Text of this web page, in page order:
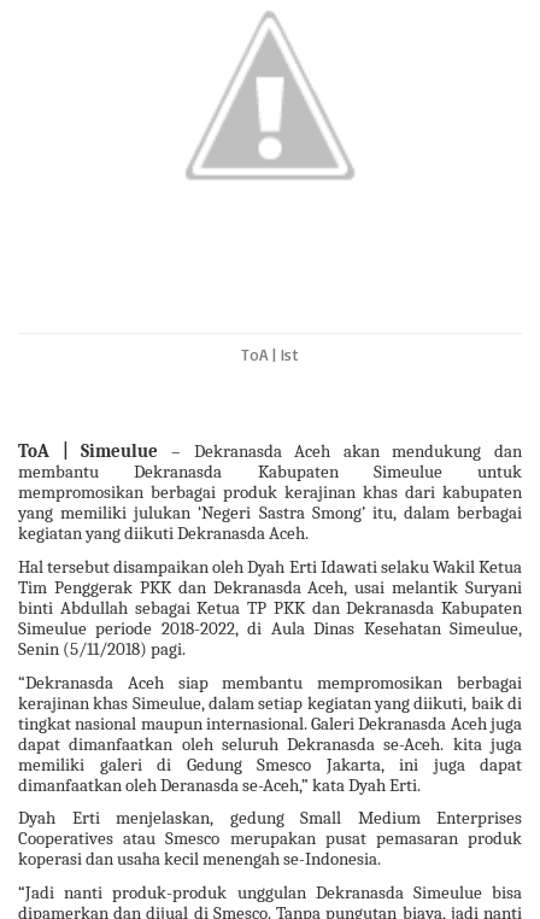
k
ToA | Ist
ToA | Simeulue – Dekranasda Aceh akan mendukung dan
membantu Dekranasda Kabupaten Simeulue untuk
mempromosikan berbagai produk kerajinan khas dari kabupaten
yang memiliki julukan ‘Negeri Sastra Smong’ itu, dalam berbagai
kegiatan yang diikuti Dekranasda Aceh.
Hal tersebut disampaikan oleh Dyah Erti Idawati selaku Wakil Ketua
Tim Penggerak PKK dan Dekranasda Aceh, usai melantik Suryani
binti Abdullah sebagai Ketua TP PKK dan Dekranasda Kabupaten
Simeulue periode 2018-2022, di Aula Dinas Kesehatan Simeulue,
Senin (5/11/2018) pagi.
“Dekranasda Aceh siap membantu mempromosikan berbagai
kerajinan khas Simeulue, dalam setiap kegiatan yang diikuti, baik di
tingkat nasional maupun internasional. Galeri Dekranasda Aceh juga
dapat dimanfaatkan oleh seluruh Dekranasda se-Aceh. kita juga
memiliki galeri di Gedung Smesco Jakarta, ini juga dapat
dimanfaatkan oleh Deranasda se-Aceh,” kata Dyah Erti.
Dyah Erti menjelaskan, gedung Small Medium Enterprises
Cooperatives atau Smesco merupakan pusat pemasaran produk
koperasi dan usaha kecil menengah se-Indonesia.
“Jadi nanti produk-produk unggulan Dekranasda Simeulue bisa
dipamerkan dan dijual di Smesco. Tanpa pungutan biaya, jadi nanti